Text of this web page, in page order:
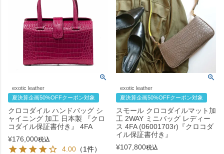
exotic leather
夏決算企画50%OFFクーポン対象
クロコダイル ハンドバッグ シ
ャイニング 加工 日本製 『クロ
コダイル保証書付き』 4FA
¥176,000税込
4.00 （1件）
exotic leather
夏決算企画50%OFFクーポン対象
スモール クロコダイルマット加
工 2WAY ミニバッグ レディー
ス 4FA (06001703r)『クロコダ
イル保証書付き』
¥107,800税込